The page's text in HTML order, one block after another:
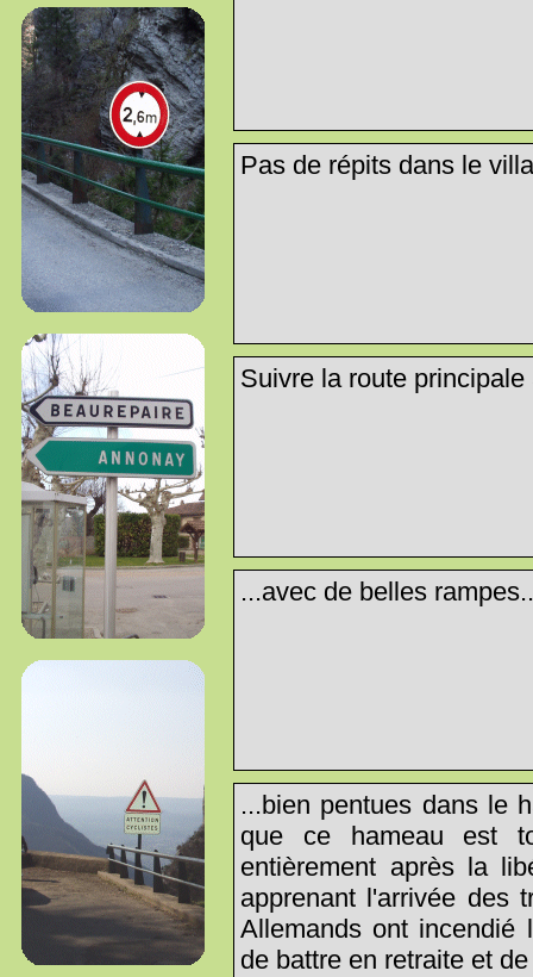
Pas de répits dans le
Suivre la route principale
...avec de belles
...bien pentues dans le
que ce hameau est
entièrement après la
apprenant l'arrivée des
Allemands ont incendié
de battre en retraite et